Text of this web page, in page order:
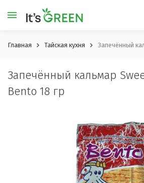
Главная Тайская кухня Запечённый
Запечённый кальмар
Bento 18 гр